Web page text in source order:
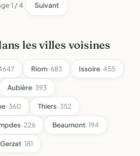
1 / 4 Suivant
les villes voisines
Riom· 683 Issoire· 455
Aubière· 393
· 360 Thiers· 352
· 226 Beaumont· 194
Gerzat· 181